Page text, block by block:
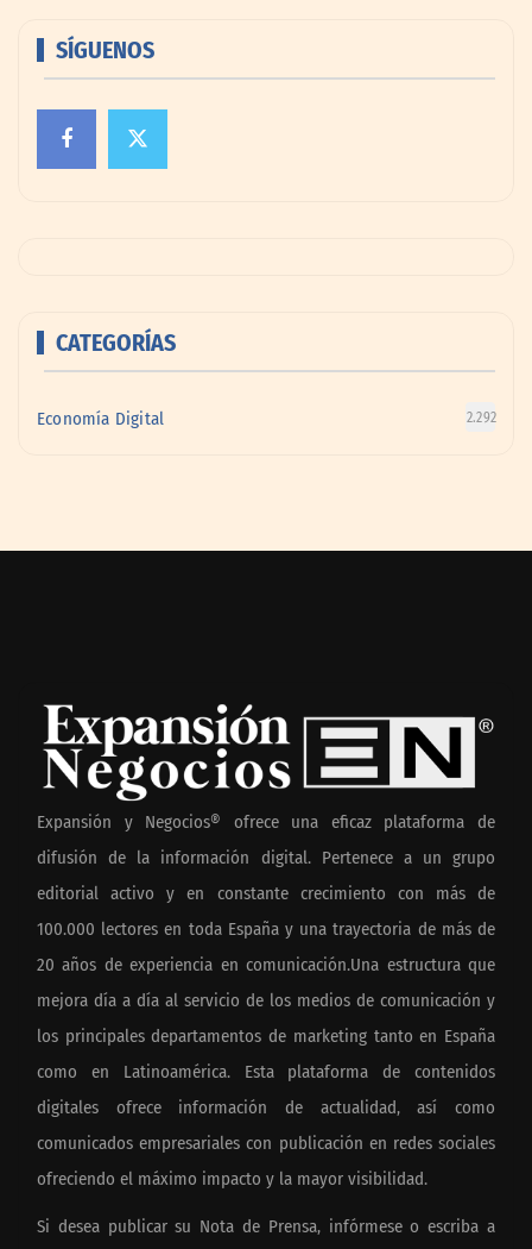
SÍGUENOS
CATEGORÍAS
Economía Digital 2.292
Expansión y Negocios® ofrece una eficaz plataforma de
difusión de la información digital. Pertenece a un grupo
editorial activo y en constante crecimiento con más de
100.000 lectores en toda España y una trayectoria de más de
20 años de experiencia en comunicación.Una estructura que
mejora día a día al servicio de los medios de comunicación y
los principales departamentos de marketing tanto en España
como en Latinoamérica. Esta plataforma de contenidos
digitales ofrece información de actualidad, así como
comunicados empresariales con publicación en redes sociales
ofreciendo el máximo impacto y la mayor visibilidad.
Si desea publicar su Nota de Prensa, infórmese o escriba a